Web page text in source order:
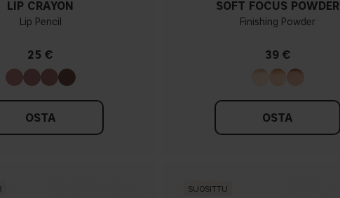
LIP CRAYON
Lip Pencil
25 €
OSTA
SOFT FOCUS POWDER
Finishing Powder
39 €
OSTA
SUOSITTU